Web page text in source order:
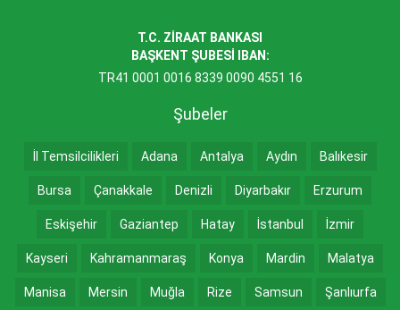
T.C. ZİRAAT BANKASI
BAŞKENT ŞUBESİ IBAN:
TR41 0001 0016 8339 0090 4551 16
Şubeler
İl Temsilcilikleri Adana Antalya Aydın Balıkesir
Bursa Çanakkale Denizli Diyarbakır Erzurum
Eskişehir Gaziantep Hatay İstanbul İzmir
Kayseri Kahramanmaraş Konya Mardin Malatya
Manisa Mersin Muğla Rize Samsun Şanlıurfa